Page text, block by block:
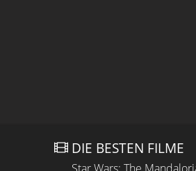
DIE BESTEN FILME